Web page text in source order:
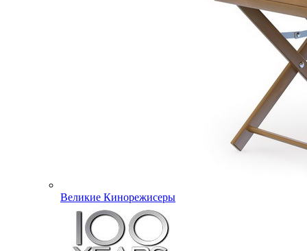
Великие Кинорежисеры